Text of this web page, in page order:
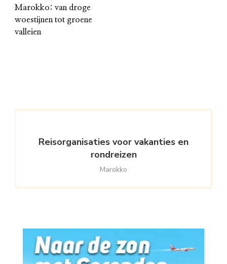
Marokko: van droge
woestijnen tot groene
valleien
Reisorganisaties voor vakanties en
rondreizen
Marokko